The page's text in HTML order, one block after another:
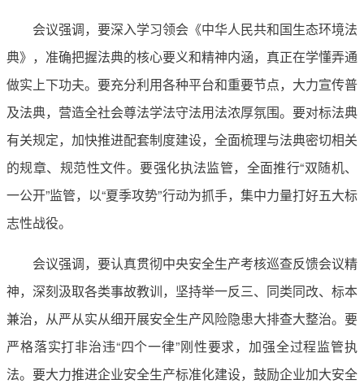
会议强调，要深入学习领会《中华人民共和国生态环境法
典》，准确把握法典的核心要义和精神内涵，真正在学懂弄通
做实上下功夫。要充分利用各种平台和重要节点，大力宣传普
及法典，营造全社会尊法学法守法用法浓厚氛围。要对标法典
有关规定，加快推进配套制度建设，全面梳理与法典密切相关
的规章、规范性文件。要强化执法监管，全面推行“双随机、
一公开”监管，以“夏季攻势”行动为抓手，集中力量打好五大标
志性战役。
会议强调，要认真贯彻中央安全生产考核巡查反馈会议精
神，深刻汲取各类事故教训，坚持举一反三、同类同改、标本
兼治，从严从实从细开展安全生产风险隐患大排查大整治。要
严格落实打非治违“四个一律”刚性要求，加强全过程监管执
法。要大力推进企业安全生产标准化建设，鼓励企业加大安全